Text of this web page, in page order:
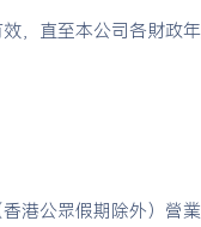
，直至本公司各財政
港公眾假期除外）營